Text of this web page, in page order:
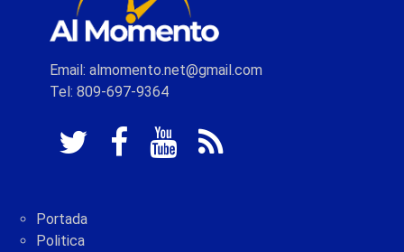
Email: almomento.net@gmail.com
Tel: 809-697-9364
Portada
Politica